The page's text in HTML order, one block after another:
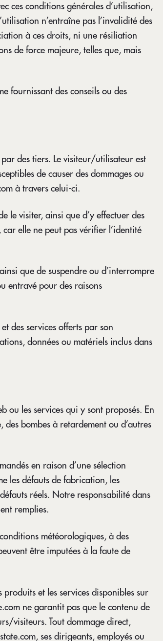
ces conditions générales d’utilisation,
n’entraîne pas l’invalidité des
à ces droits, ni une résiliation
de force majeure, telles que, mais
fournissant des conseils ou des
par des tiers. Le visiteur/utilisateur est
de causer des dommages ou
à travers celui-ci.
le visiter, ainsi que d’y effectuer des
elle ne peut pas vérifier l’identité
que de suspendre ou d’interrompre
entravé pour des raisons
des services offerts par son
données ou matériels inclus dans
ou les services qui y sont proposés. En
bombes à retardement ou d’autres
en raison d’une sélection
les défauts de fabrication, les
réels. Notre responsabilité dans
remplies.
météorologiques, à des
être imputées à la faute de
et les services disponibles sur
ne garantit pas que le contenu de
visiteurs. Tout dommage direct,
ses dirigeants, employés ou